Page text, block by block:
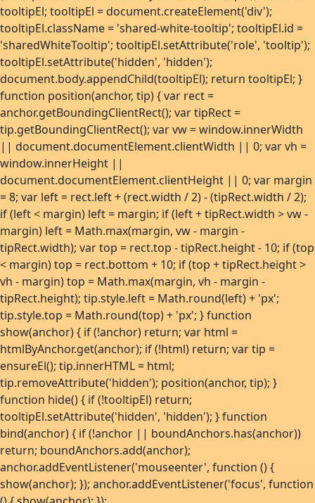
tooltipEl; tooltipEl = document.createElement('div');
tooltipEl.className = 'shared-white-tooltip'; tooltipEl.id =
'sharedWhiteTooltip'; tooltipEl.setAttribute('role', 'tooltip');
tooltipEl.setAttribute('hidden', 'hidden');
document.body.appendChild(tooltipEl); return tooltipEl; }
function position(anchor, tip) { var rect =
anchor.getBoundingClientRect(); var tipRect =
tip.getBoundingClientRect(); var vw = window.innerWidth
|| document.documentElement.clientWidth || 0; var vh =
window.innerHeight ||
document.documentElement.clientHeight || 0; var margin
= 8; var left = rect.left + (rect.width / 2) - (tipRect.width / 2);
if (left < margin) left = margin; if (left + tipRect.width > vw -
margin) left = Math.max(margin, vw - margin -
tipRect.width); var top = rect.top - tipRect.height - 10; if (top
< margin) top = rect.bottom + 10; if (top + tipRect.height >
vh - margin) top = Math.max(margin, vh - margin -
tipRect.height); tip.style.left = Math.round(left) + 'px';
tip.style.top = Math.round(top) + 'px'; } function
show(anchor) { if (!anchor) return; var html =
htmlByAnchor.get(anchor); if (!html) return; var tip =
ensureEl(); tip.innerHTML = html;
tip.removeAttribute('hidden'); position(anchor, tip); }
function hide() { if (!tooltipEl) return;
tooltipEl.setAttribute('hidden', 'hidden'); } function
bind(anchor) { if (!anchor || boundAnchors.has(anchor))
return; boundAnchors.add(anchor);
anchor.addEventListener('mouseenter', function () {
show(anchor); }); anchor.addEventListener('focus', function